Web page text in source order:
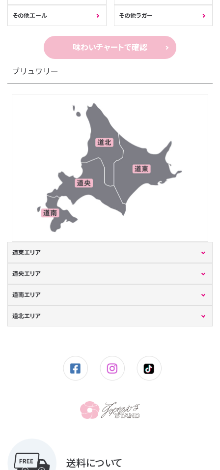
その他エール その他ラガー
味わいチャートで確認
ブリュワリー
道東エリア
道央エリア
道南エリア
道北エリア
送料について